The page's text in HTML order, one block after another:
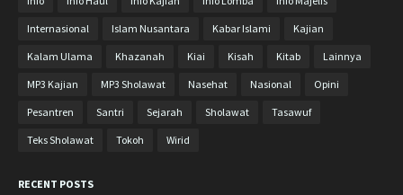
Mei 2018
April 2018
Maret 2018
Februari 2018
Januari 2018
Internasional Islam Nusantara Kabar Islami Kajian
Kalam Ulama Khazanah Kiai Kisah Kitab Lainnya
MP3 Kajian MP3 Sholawat Nasehat Nasional Opini
Pesantren Santri Sejarah Sholawat Tasawuf
Teks Sholawat Tokoh Wirid
RECENT POSTS